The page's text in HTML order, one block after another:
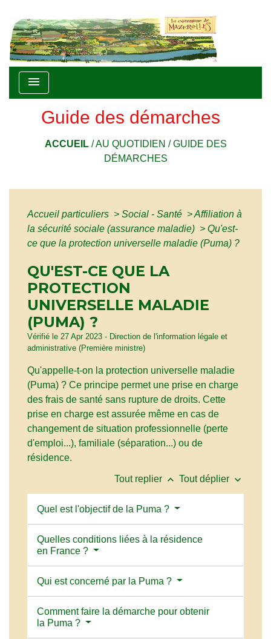
menu
Guide des démarches
ACCUEIL/AU QUOTIDIEN /GUIDE DES
DÉMARCHES
Accueil particuliers > Social - Santé >Affiliation à
la sécurité sociale (assurance maladie) > Qu'est-
ce que la protection universelle maladie (Puma) ?
QU'EST-CE QUE LA
PROTECTION
UNIVERSELLE MALADIE
(PUMA) ?
Vérifié le 27 Apr 2023 - Direction de l'information légale et
administrative (Première ministre)
Qu'appelle-t-on la protection universelle maladie
(Puma) ? Ce principe permet une prise en charge
des frais de santé sans rupture de droits. Cette
prise en charge est assurée même en cas de
changement de situation professionnelle (perte
d'emploi...), familiale (séparation...) ou de
résidence.
Tout replier keyboard_arrow_up Tout déplier keyboard_arrow_down
Quel est l'objectif de la Puma ?
Quelles conditions liées à la résidence
en France ?
Qui est concerné par la Puma ?
Comment faire la démarche pour obtenir
la Puma ?